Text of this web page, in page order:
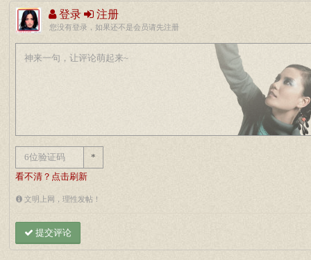
登录 注册
您没有登录，如果还不是会员请先注册
*
看不清？点击刷新
文明上网，理性发帖！
提交评论